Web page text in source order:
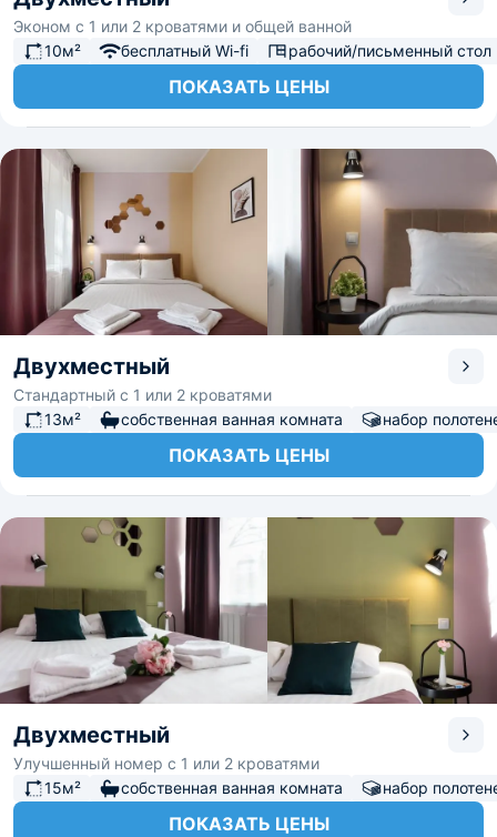
Эконом с 1 или 2 кроватями и общей ванной
10м²
бесплатный Wi-fi рабочий/письменный стол
ПОКАЗАТЬ ЦЕНЫ
Двухместный
Стандартный с 1 или 2 кроватями
13м²
собственная ванная комната набор
ПОКАЗАТЬ ЦЕНЫ
Двухместный
Улучшенный номер с 1 или 2 кроватями
15м²
собственная ванная комната набор
ПОКАЗАТЬ ЦЕНЫ